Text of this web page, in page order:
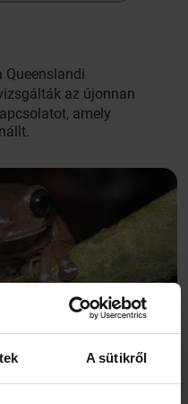
A sütikről
Queenslandi
az újonnan
amely